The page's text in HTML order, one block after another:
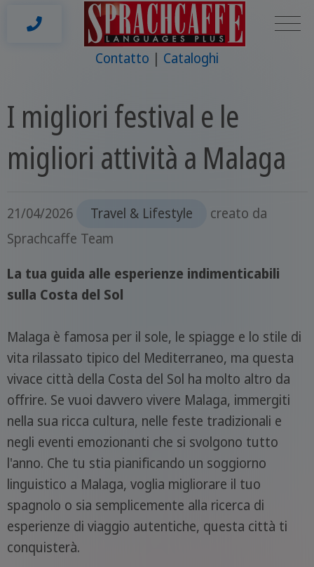
Contatto Cataloghi
I migliori festival e le
migliori attività a Malaga
21/04/2026 Travel & Lifestyle
creato da
Sprachcaffe Team
La tua guida alle esperienze indimenticabili
sulla Costa del Sol
Malaga è famosa per il sole, le spiagge e lo stile di
vita rilassato tipico del Mediterraneo, ma questa
vivace città della Costa del Sol ha molto altro da
offrire. Se vuoi davvero vivere Malaga, immergiti
nella sua ricca cultura, nelle feste tradizionali e
negli eventi emozionanti che si svolgono tutto
l'anno. Che tu stia pianificando un soggiorno
linguistico a Malaga, voglia migliorare il tuo
spagnolo o sia semplicemente alla ricerca di
esperienze di viaggio autentiche, questa città ti
conquisterà.